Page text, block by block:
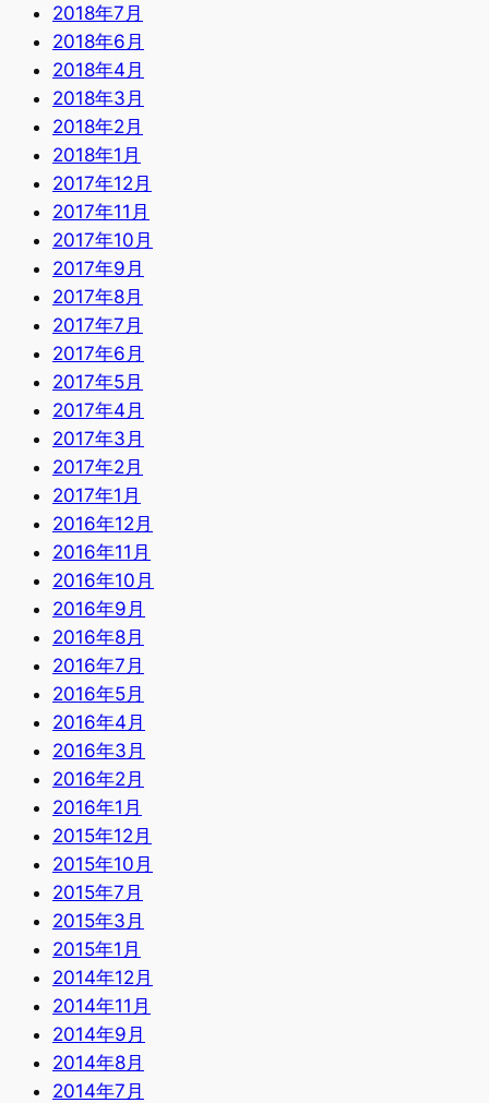
2018年7月
2018年6月
2018年4月
2018年3月
2018年2月
2018年1月
2017年12月
2017年11月
2017年10月
2017年9月
2017年8月
2017年7月
2017年6月
2017年5月
2017年4月
2017年3月
2017年2月
2017年1月
2016年12月
2016年11月
2016年10月
2016年9月
2016年8月
2016年7月
2016年5月
2016年4月
2016年3月
2016年2月
2016年1月
2015年12月
2015年10月
2015年7月
2015年3月
2015年1月
2014年12月
2014年11月
2014年9月
2014年8月
2014年7月